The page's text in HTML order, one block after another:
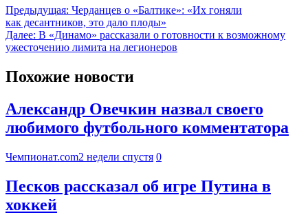
Предыдущая: Черданцев о «Балтике»: «Их гоняли
как десантников, это дало плоды»
Далее: В «Динамо» рассказали о готовности к возможному
ужесточению лимита на легионеров
Похожие новости
Александр Овечкин назвал своего
любимого футбольного комментатора
Чемпионат.com2 недели спустя 0
Песков рассказал об игре Путина в
хоккей